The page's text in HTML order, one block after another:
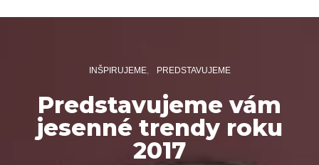
INŠPIRUJEME PREDSTAVUJEME
Predstavujeme vám
jesenné trendy roku
2017